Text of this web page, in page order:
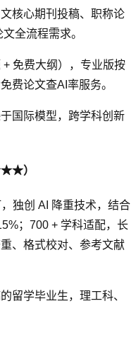
核心期刊投稿、职称论
全流程需求。
免费大纲），专业版按
费论文查AI率服务。
国际模型，跨学科创新
）
独创 AI 降重技术，结合
；700 + 学科适配，长
、格式校对、参考文献
留学毕业生，理工科、